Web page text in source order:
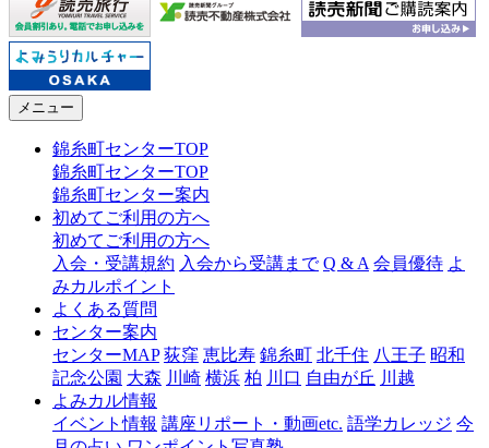
メニュー
錦糸町センターTOP
錦糸町センターTOP
錦糸町センター案内
初めてご利用の方へ
初めてご利用の方へ
入会・受講規約 入会から受講まで Q & A 会員優待 よ
みカルポイント
よくある質問
センター案内
センターMAP 荻窪 恵比寿 錦糸町 北千住 八王子 昭和
記念公園 大森 川崎 横浜 柏 川口 自由が丘 川越
よみカル情報
イベント情報 講座リポート・動画etc. 語学カレッジ 今